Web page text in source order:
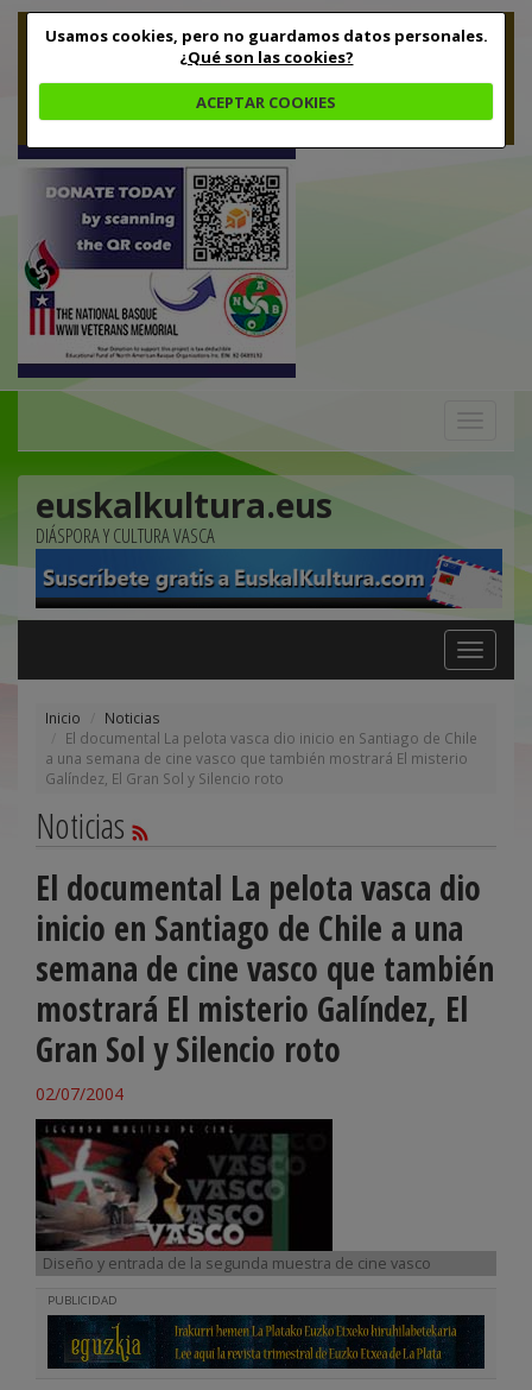
Usamos cookies, pero no guardamos datos personales.
¿Qué son las cookies?
ACEPTAR COOKIES
euskalkultura.eus
DIÁSPORA Y CULTURA VASCA
Toggle
navigation
Inicio
Noticias
El documental La pelota vasca dio inicio en Santiago de Chile
a una semana de cine vasco que también mostrará El misterio
Galíndez, El Gran Sol y Silencio roto
Noticias
El documental La pelota vasca dio
inicio en Santiago de Chile a una
semana de cine vasco que también
mostrará El misterio Galíndez, El
Gran Sol y Silencio roto
02/07/2004
Diseño y entrada de la segunda muestra de cine vasco
PUBLICIDAD